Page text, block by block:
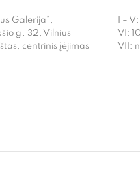
Galerija”,
g. 32, Vilnius
centrinis įėjimas
I –
VI:
VII: